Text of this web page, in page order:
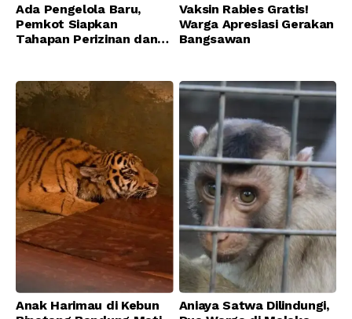
Ada Pengelola Baru,
Pemkot Siapkan
Tahapan Perizinan dan
Vaksin Rabies Gratis!
Warga Apresiasi Gerakan
Bangsawan
Anak Harimau di Kebun
Aniaya Satwa Dilindungi,